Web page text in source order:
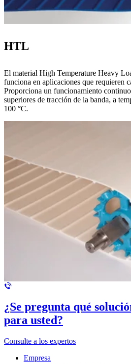
HTL
El material High Temperature Heavy
funciona en aplicaciones que requieren
Proporciona un funcionamiento
superiores de tracción de la banda, a
100 °C.
¿Se pregunta qué
para usted?
Consulte a los expertos
Empresa